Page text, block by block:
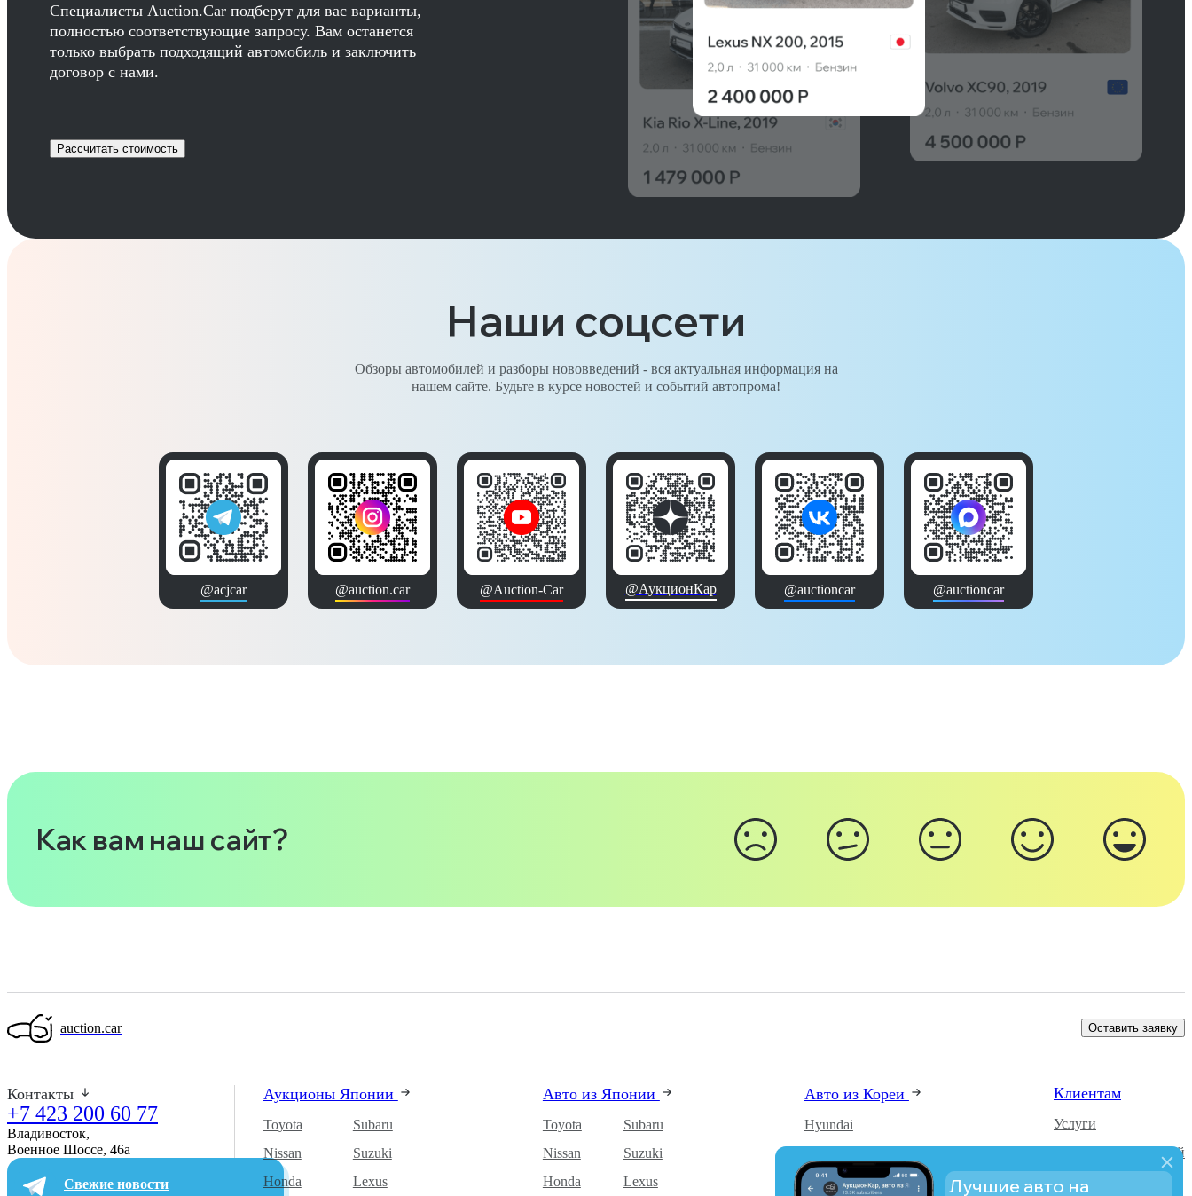
Специалисты Auction.Car подберут для вас варианты,
полностью соответствующие запросу. Вам останется
только выбрать подходящий автомобиль и заключить
договор с нами.
Рассчитать стоимость
Наши соцсети
Обзоры автомобилей и разборы нововведений - вся актуальная информация на
нашем сайте. Будьте в курсе новостей и событий автопрома!
@acjcar @auction.car @Auction-Car @АукционКар @auctioncar @auctioncar
Как вам наш сайт?
auction.car Оставить заявку
Контакты
+7 423 200 60 77
Владивосток,
Военное Шоссе, 46а​
Свежие новости
Аукционы Японии
Toyota
Nissan
Honda
Subaru
Suzuki
Lexus
Авто из Японии
Toyota
Nissan
Honda
Subaru
Suzuki
Lexus
Авто из Кореи
Hyundai
SsangYong
Клиентам
Услуги
Каталог автомобилей
О компании
Лучшие авто на